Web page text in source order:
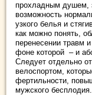
прохладным душем,
возможность
узкого белья и
как можно понять,
перенесении травм
фоне которой – и
Следует отдельно
велоспортом,
фертильности,
мужского бесплодия.